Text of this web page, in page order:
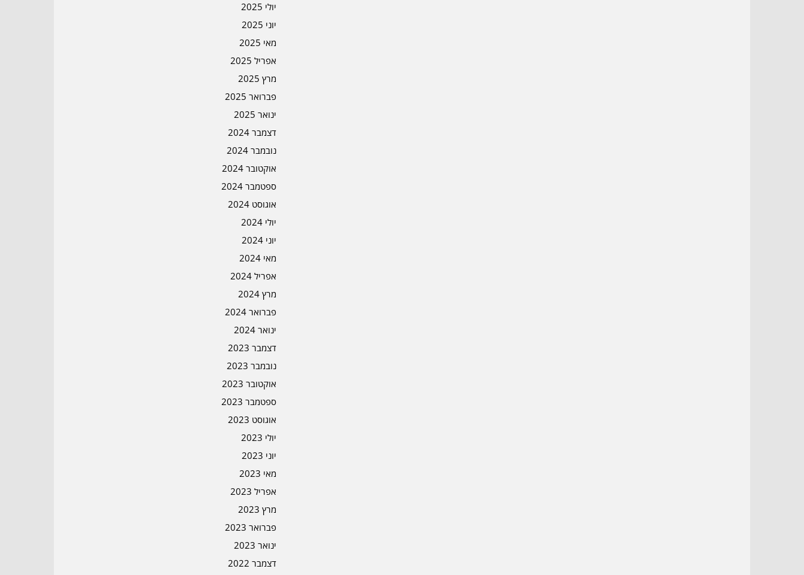
יולי 2025
יוני 2025
מאי 2025
אפריל 2025
מרץ 2025
פברואר 2025
ינואר 2025
דצמבר 2024
נובמבר 2024
אוקטובר 2024
ספטמבר 2024
אוגוסט 2024
יולי 2024
יוני 2024
מאי 2024
אפריל 2024
מרץ 2024
פברואר 2024
ינואר 2024
דצמבר 2023
נובמבר 2023
אוקטובר 2023
ספטמבר 2023
אוגוסט 2023
יולי 2023
יוני 2023
מאי 2023
אפריל 2023
מרץ 2023
פברואר 2023
ינואר 2023
דצמבר 2022